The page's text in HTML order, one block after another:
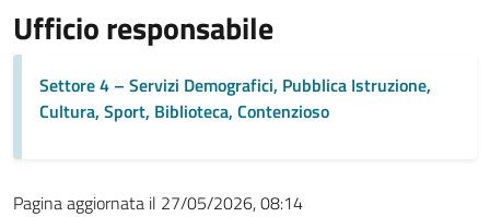
Ufficio responsabile
Settore 4 – Servizi Demografici, Pubblica Istruzione,
Cultura, Sport, Biblioteca, Contenzioso
Pagina aggiornata il 27/05/2026, 08:14